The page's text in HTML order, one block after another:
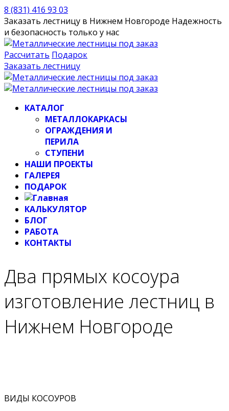
8 (831) 416 93 03
Заказать лестницу в Нижнем Новгороде Надежность
и безопасность только у нас
Рассчитать Подарок
Заказать лестницу
КАТАЛОГ
МЕТАЛЛОКАРКАСЫ
ОГРАЖДЕНИЯ И
ПЕРИЛА
СТУПЕНИ
НАШИ ПРОЕКТЫ
ГАЛЕРЕЯ
ПОДАРОК
КАЛЬКУЛЯТОР
БЛОГ
РАБОТА
КОНТАКТЫ
Два прямых косоура
изготовление лестниц в
Нижнем Новгороде
ВИДЫ КОСОУРОВ